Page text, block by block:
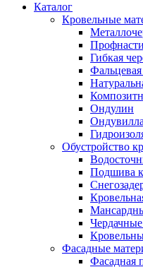
Каталог
Кровельные
Гибкая
Ондулин
Ондувилла
Обустройство
Подшива
Фасадные
Фасадная